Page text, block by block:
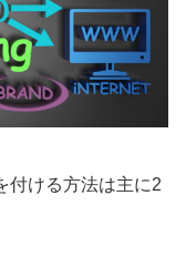
付ける方法は主に2